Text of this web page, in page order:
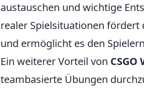
austauschen und wichtige
realer Spielsituationen fördert
und ermöglicht es den
Ein weiterer Vorteil von
teambasierte Übungen